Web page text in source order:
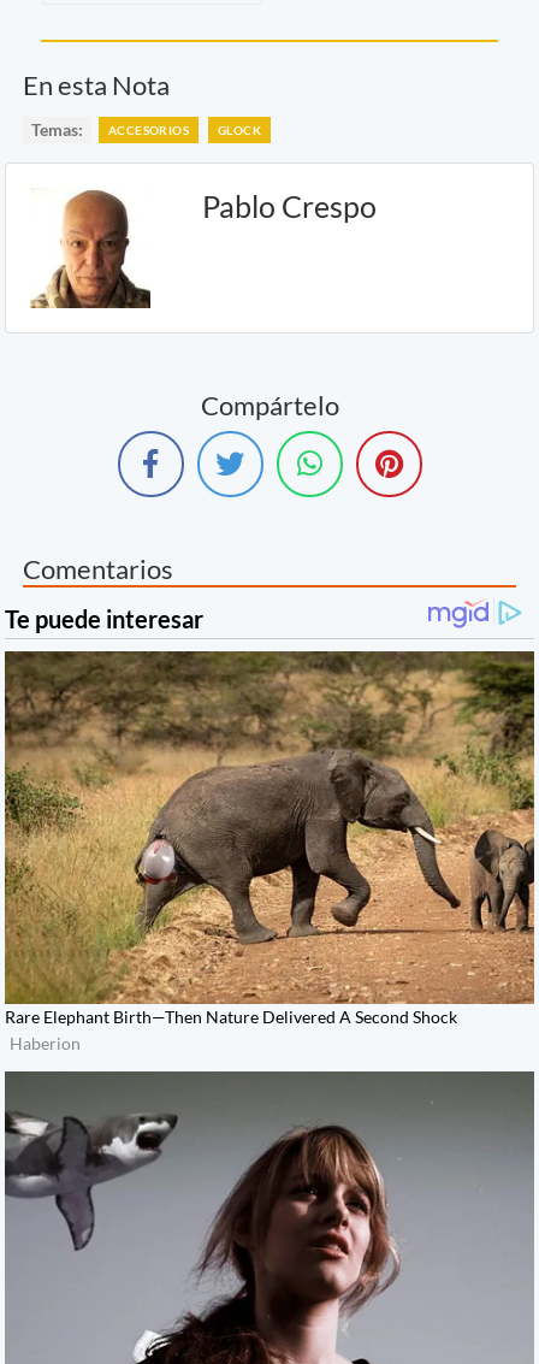
En esta Nota
Temas: ACCESORIOS GLOCK
Pablo Crespo
Compártelo
Comentarios